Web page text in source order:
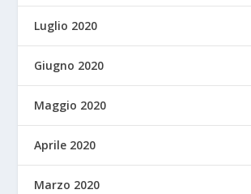
Luglio 2020
Giugno 2020
Maggio 2020
Aprile 2020
Marzo 2020